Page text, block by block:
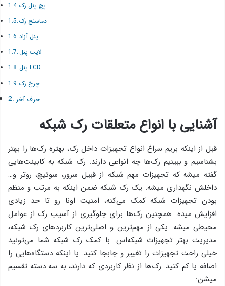
پچ پنل رک
دماسنج رک
پنل آزاد
لایت پنل
پنل LCD
چرخ رک
حرف آخر
آشنایی با انواع متعلقات رک شبکه
قبل از اینکه بریم سراغ انواع تجهیزات داخل رک، بهتره رک‌ها را بهتر
بشناسیم و ببینیم رک‌ها چه انواعی دارند. رک‌ شبکه به کابینت‌هایی
گفته میشه که تجهیزات مهم شبکه از قبیل سرور، سوئیچ، روتر و…
داخلش نگهداری میشه. یک رک شبکه ضمن اینکه به مرتب و منظم
بودن تجهیزات شبکه کمک می‌کنه، امنیت اونا رو تا حد زیادی
افزایش میده. همچنین رک‌ها برای جلوگیری از آسیب رک از عوامل
محیطی میشه. یکی از مهم‌ترین و اصلی‌ترین کاربردهای رک شبکه،
مدیریت بهتر تجهیزات شبکه‌اس. با کمک رک شبکه شما می‌تونید
خیلی راحت تجهیزات را تغییر و جابجا کنید. یا اینکه دستگاه‌هایی را
اضافه یا کم کنید. رک‌ها از نظر کاربردی که دارند، به سه دسته تقسیم
میشن: